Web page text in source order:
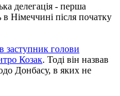
делегація - перша
Німеччині після початку
заступник голови
Козак. Тоді він назвав
Донбасу, в яких не